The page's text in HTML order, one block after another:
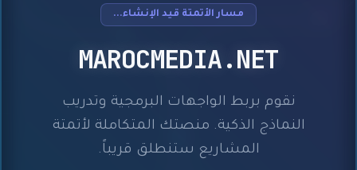
مسار الأتمتة قيد الإنشاء...
MAROCMEDIA.NET
نقوم بربط الواجهات البرمجية وتدريب
النماذج الذكية. منصتك المتكاملة لأتمتة
المشاريع ستنطلق قريباً.